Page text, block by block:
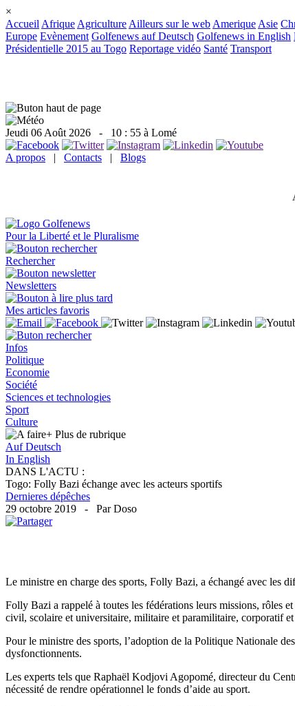
×
Accueil Afrique Agriculture Ailleurs sur le web Amerique Asie
Europe Evènement Golfenews auf Deutsch Golfenews in English
Présidentielle 2015 au Togo Reportage vidéo Santé Transport
Jeudi 06 Août 2026 - 10 : 55 à Lomé
A propos | Contacts | Blogs
Pour la Liberté et le Pluralisme
Rechercher
Newsletters
Mes articles favoris
Infos
Politique
Economie
Société
Sciences et technologies
Sport
Culture
+ Plus de rubrique
Auf Deutsch
In English
DANS L'ACTU :
Togo: Folly Bazi échange avec les acteurs sportifs
Dernieres dépêches
29 octobre 2019 - Par Doso
Le ministre en charge des sports, Folly Bazi, a échangé avec les
Folly Bazi a rappelé à toutes les fédérations leurs missions, rôles
civil, scolaire et universitaire, militaire et paramilitaire, corporatif
Pour le ministre des sports, l’adoption de la Politique Nationale
dysfonctionnents.
Les experts tels que Raphaël Kodjovi Agopomé, directeur du
nécessité de rendre opérationnel le fonds d’aide au sport.